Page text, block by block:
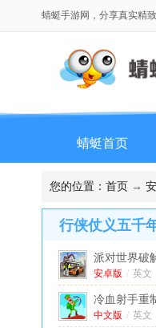
蜻蜓手游网，分享真实精
蜻蜓首页
您的位置： 首页 →
行侠仗义五千
派对世界破
卓版
安卓版 / 英文
冷血射手重
(Bowmasters)
中文版 / 英文